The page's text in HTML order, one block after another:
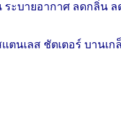
ะบายอากาศ ลดกลิ่น
ตนเลส ชัตเตอร์ บานเก